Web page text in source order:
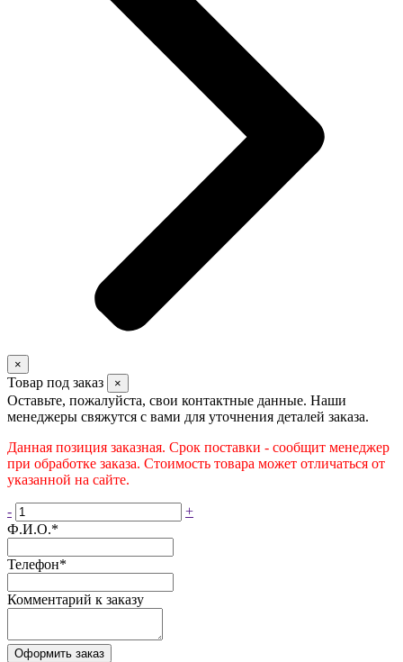
×
Товар под заказ ×
Оставьте, пожалуйста, свои контактные данные. Наши
менеджеры свяжутся с вами для уточнения деталей заказа.
Данная позиция заказная. Срок поставки - сообщит менеджер
при обработке заказа. Стоимость товара может отличаться от
указанной на сайте.
-
+
Ф.И.О.*
Телефон*
Комментарий к заказу
Оформить заказ